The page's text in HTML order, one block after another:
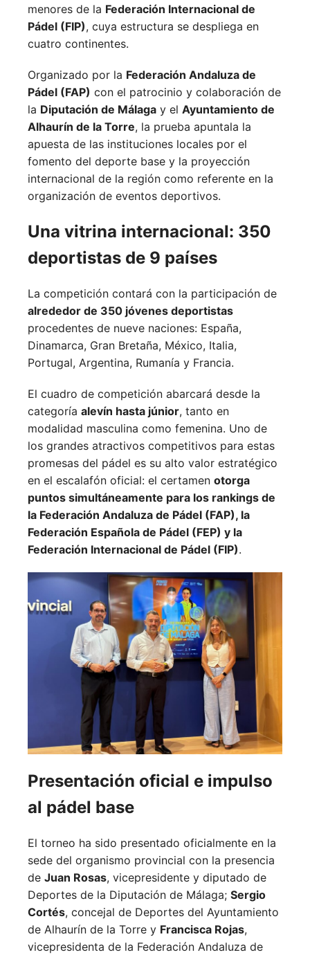
menores de la Federación Internacional de
Pádel (FIP), cuya estructura se despliega en
cuatro continentes.
Organizado por la Federación Andaluza de
Pádel (FAP) con el patrocinio y colaboración de
la Diputación de Málaga y el Ayuntamiento de
Alhaurín de la Torre, la prueba apuntala la
apuesta de las instituciones locales por el
fomento del deporte base y la proyección
internacional de la región como referente en la
organización de eventos deportivos.
Una vitrina internacional: 350
deportistas de 9 países
La competición contará con la participación de
alrededor de 350 jóvenes deportistas
procedentes de nueve naciones: España,
Dinamarca, Gran Bretaña, México, Italia,
Portugal, Argentina, Rumanía y Francia.
El cuadro de competición abarcará desde la
categoría alevín hasta júnior, tanto en
modalidad masculina como femenina. Uno de
los grandes atractivos competitivos para estas
promesas del pádel es su alto valor estratégico
en el escalafón oficial: el certamen otorga
puntos simultáneamente para los rankings de
la Federación Andaluza de Pádel (FAP), la
Federación Española de Pádel (FEP) y la
Federación Internacional de Pádel (FIP).
Presentación oficial e impulso
al pádel base
El torneo ha sido presentado oficialmente en la
sede del organismo provincial con la presencia
de Juan Rosas, vicepresidente y diputado de
Deportes de la Diputación de Málaga; Sergio
Cortés, concejal de Deportes del Ayuntamiento
de Alhaurín de la Torre y Francisca Rojas,
vicepresidenta de la Federación Andaluza de